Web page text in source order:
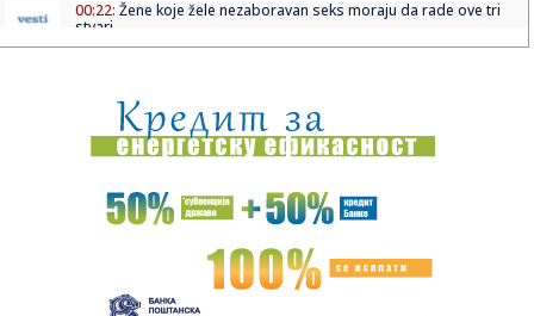
00:22: Žene koje žele nezaboravan seks moraju da rade ove tri
stvari
00:15:Drama na plaži u Italiji! Doktorka iz Beograda pritrčala
turist...
00:02:Na današnji dan, 6. avgust
Tri medalje za Srbiju na EP